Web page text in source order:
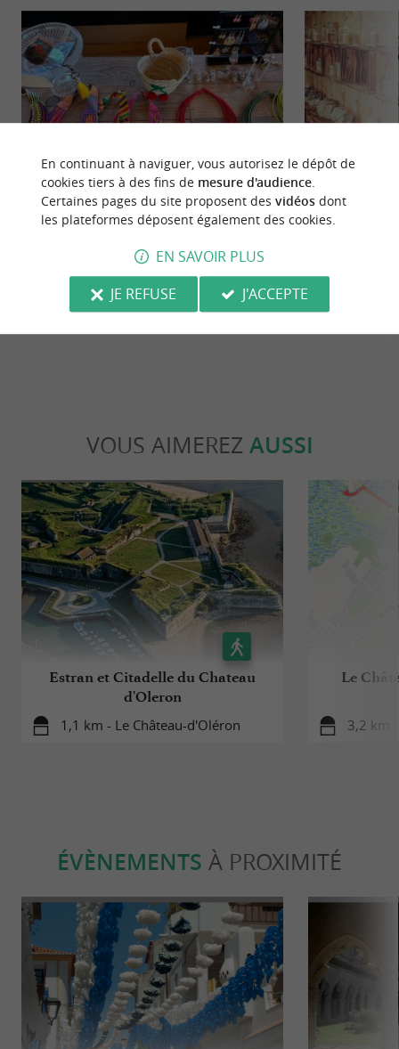
Pomme d'amour
GEORGES-D’OLÉRON, ÎLE D’OLÉRON Des
1,6 km - Dolus-d'Oléron
La Savonnière
VOUS AIMEREZ AUSSI
Estran et Citadelle du Chateau
d'Oleron
1,1 km - Le Château-d'Oléron
Le
3,2 km
ÉVÈNEMENTS À PROXIMITÉ
En continuant à naviguer, vous autorisez le dépôt de
cookies tiers à des fins de mesure d'audience.
Certaines pages du site proposent des vidéosdont
les plateformes déposent également des cookies.
EN SAVOIR PLUS
JE REFUSE
J'ACCEPTE